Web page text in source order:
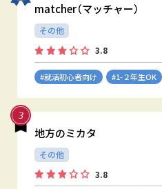
matcher（マッチャー）
その他
3.8
#就活初心者向け #1-２年生OK
地方のミカタ
その他
3.8